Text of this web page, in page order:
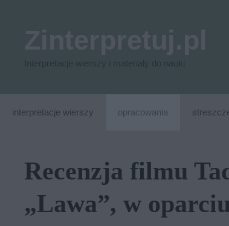
interpretacje wierszy opracowania
Recenzja filmu
„Lawa”, w